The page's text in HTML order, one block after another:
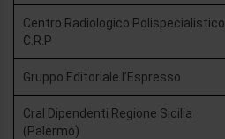
Centro Radiologico Polispecialistico
C.R.P
Gruppo Editoriale l’Espresso
Cral Dipendenti Regione Sicilia
(Palermo)